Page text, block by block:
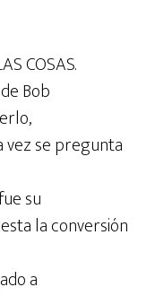
COSAS.
Bob
vez se pregunta
su
la conversión
a